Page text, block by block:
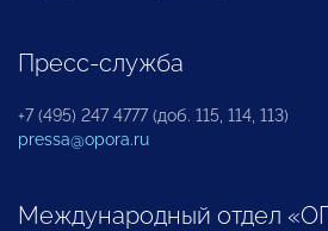
Пресс-служба
+7 (495) 247 4777 (доб. 115, 114, 113)
pressa@opora.ru
Международный отдел